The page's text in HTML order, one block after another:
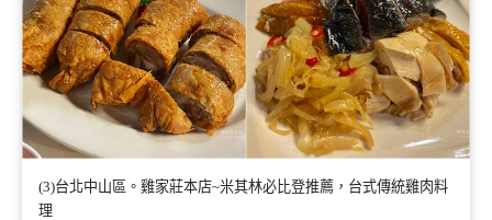
(3)台北中山區。雞家莊本店~米其林必比登推薦，台式傳統雞肉料
理